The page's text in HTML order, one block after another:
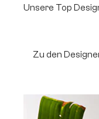
Unsere Top
Zu den